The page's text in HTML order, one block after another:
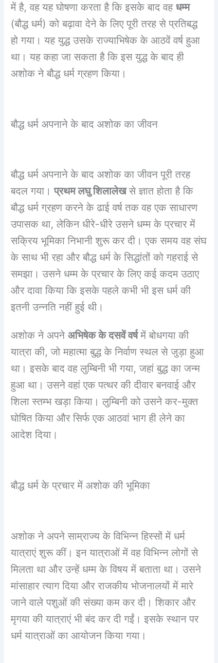
में है, वह यह घोषणा करता है कि इसके बाद वह धम्म
(बौद्ध धर्म) को बढ़ावा देने के लिए पूरी तरह से प्रतिबद्ध
हो गया। यह युद्ध उसके राज्याभिषेक के आठवें वर्ष हुआ
था। यह कहा जा सकता है कि इस युद्ध के बाद ही
अशोक ने बौद्ध धर्म ग्रहण किया।
बौद्ध धर्म अपनाने के बाद अशोक का जीवन
बौद्ध धर्म अपनाने के बाद अशोक का जीवन पूरी तरह
बदल गया।प्रथम लघु शिलालेखसे ज्ञात होता है कि
बौद्ध धर्म ग्रहण करने के ढाई वर्ष तक वह एक साधारण
उपासक था, लेकिन धीरे-धीरे उसने धम्म के प्रचार में
सक्रिय भूमिका निभानी शुरू कर दी। एक समय वह संघ
के साथ भी रहा और बौद्ध धर्म के सिद्धांतों को गहराई से
समझा। उसने धम्म के प्रचार के लिए कई कदम उठाए
और दावा किया कि इसके पहले कभी भी इस धर्म की
इतनी उन्नति नहीं हुई थी।
अशोक ने अपनेअभिषेक के दसवें वर्षमें बोधगया की
यात्रा की, जो महात्मा बुद्ध के निर्वाण स्थल से जुड़ा हुआ
था। इसके बाद वह लुम्बिनी भी गया, जहां बुद्ध का जन्म
हुआ था। उसने वहां एक पत्थर की दीवार बनवाई और
शिला स्तम्भ खड़ा किया। लुम्बिनी को उसने कर-मुक्त
घोषित किया और सिर्फ एक आठवां भाग ही लेने का
आदेश दिया।
बौद्ध धर्म के प्रचार में अशोक की भूमिका
अशोक ने अपने साम्राज्य के विभिन्न हिस्सों में धर्म
यात्राएं शुरू कीं। इन यात्राओं में वह विभिन्न लोगों से
मिलता था और उन्हें धम्म के विषय में बताता था। उसने
मांसाहार त्याग दिया और राजकीय भोजनालयों में मारे
जाने वाले पशुओं की संख्या कम कर दी। शिकार और
मृगया की यात्राएं भी बंद कर दी गईं। इसके स्थान पर
धर्म यात्राओं का आयोजन किया गया।